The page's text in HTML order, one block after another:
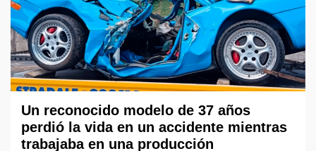
Un reconocido modelo de 37 años
perdió la vida en un accidente mientras
trabajaba en una producción